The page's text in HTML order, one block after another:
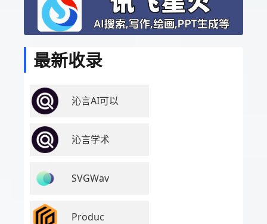
最新收录
沁言AI可以
沁言学术
SVGWav
Produc